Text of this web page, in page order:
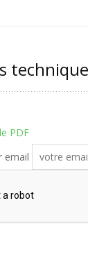
PDF
email